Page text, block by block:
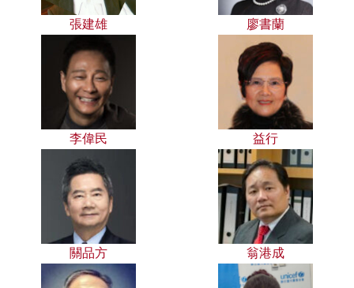
張建雄 廖書蘭
李偉民 益行
關品方 翁港成